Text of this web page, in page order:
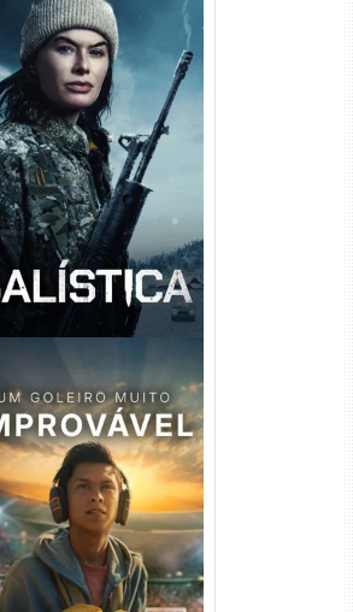
Torrent (2025) WEB-
1080p Dual Áudio
Goleiro Muito Improvável
(2026) WEB-DL 1080p
Dual Áudio